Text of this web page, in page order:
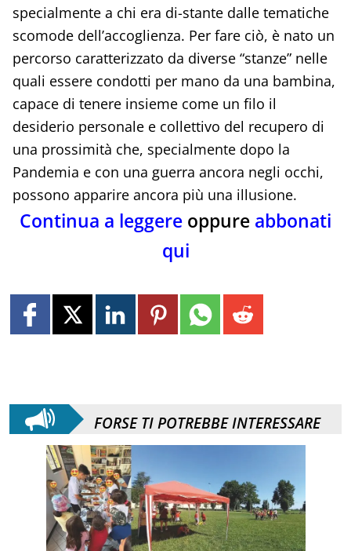
specialmente a chi era di-stante dalle tematiche
scomode dell’accoglienza. Per fare ciò, è nato un
percorso caratterizzato da diverse “stanze” nelle
quali essere condotti per mano da una bambina,
capace di tenere insieme come un filo il
desiderio personale e collettivo del recupero di
una prossimità che, specialmente dopo la
Pandemia e con una guerra ancora negli occhi,
possono apparire ancora più una illusione.
Continua a leggere oppure abbonati
qui
FORSE TI POTREBBE INTERESSARE